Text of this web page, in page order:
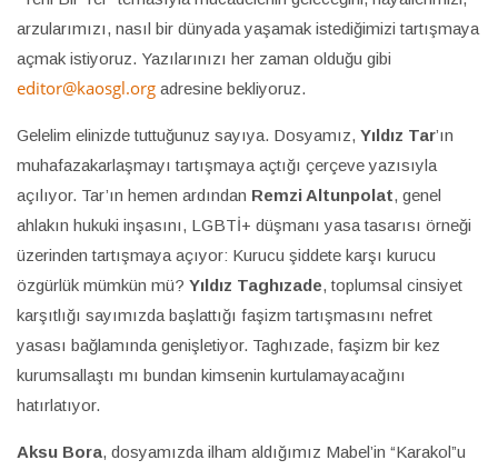
arzularımızı, nasıl bir dünyada yaşamak istediğimizi tartışmaya
açmak istiyoruz. Yazılarınızı her zaman olduğu gibi
editor@kaosgl.org adresine bekliyoruz.
Gelelim elinizde tuttuğunuz sayıya. Dosyamız, Yıldız Tar’ın
muhafazakarlaşmayı tartışmaya açtığı çerçeve yazısıyla
açılıyor. Tar’ın hemen ardından Remzi Altunpolat, genel
ahlakın hukuki inşasını, LGBTİ+ düşmanı yasa tasarısı örneği
üzerinden tartışmaya açıyor: Kurucu şiddete karşı kurucu
özgürlük mümkün mü? Yıldız Taghızade, toplumsal cinsiyet
karşıtlığı sayımızda başlattığı faşizm tartışmasını nefret
yasası bağlamında genişletiyor. Taghızade, faşizm bir kez
kurumsallaştı mı bundan kimsenin kurtulamayacağını
hatırlatıyor.
Aksu Bora, dosyamızda ilham aldığımız Mabel’in “Karakol”u